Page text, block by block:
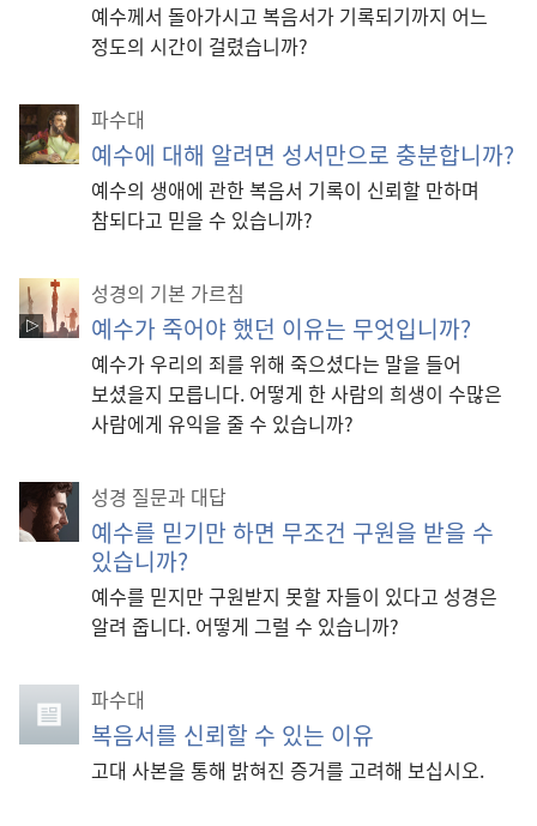
예수께서 돌아가시고 복음서가 기록되기까지 어느
정도의 시간이 걸렸습니까?
파수대
예수에 대해 알려면 성서만으로 충분합니까?
예수의 생애에 관한 복음서 기록이 신뢰할 만하며
참되다고 믿을 수 있습니까?
성경의 기본 가르침
예수가 죽어야 했던 이유는 무엇입니까?
예수가 우리의 죄를 위해 죽으셨다는 말을 들어
보셨을지 모릅니다. 어떻게 한 사람의 희생이 수많은
사람에게 유익을 줄 수 있습니까?
성경 질문과 대답
예수를 믿기만 하면 무조건 구원을 받을 수
있습니까?
예수를 믿지만 구원받지 못할 자들이 있다고 성경은
알려 줍니다. 어떻게 그럴 수 있습니까?
파수대
복음서를 신뢰할 수 있는 이유
고대 사본을 통해 밝혀진 증거를 고려해 보십시오.